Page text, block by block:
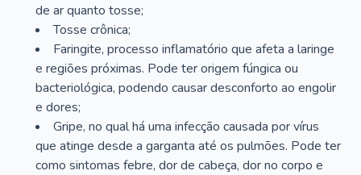
de ar quanto tosse;
Tosse crônica;
Faringite, processo inflamatório que afeta a laringe
e regiões próximas. Pode ter origem fúngica ou
bacteriológica, podendo causar desconforto ao engolir
e dores;
Gripe, no qual há uma infecção causada por vírus
que atinge desde a garganta até os pulmões. Pode ter
como sintomas febre, dor de cabeça, dor no corpo e